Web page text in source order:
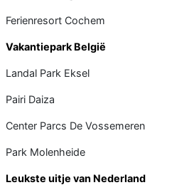
Ferienresort Cochem
Vakantiepark België
Landal Park Eksel
Pairi Daiza
Center Parcs De Vossemeren
Park Molenheide
Leukste uitje van Nederland